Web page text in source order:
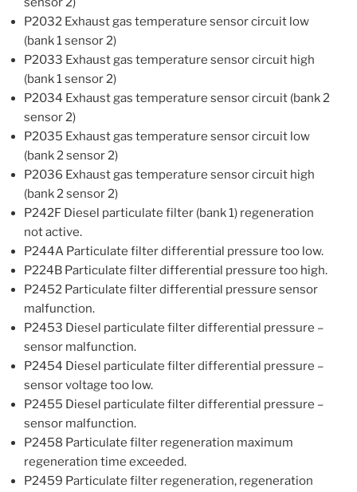
P2032 Exhaust gas temperature sensor circuit low
(bank 1 sensor 2)
P2033 Exhaust gas temperature sensor circuit high
(bank 1 sensor 2)
P2034 Exhaust gas temperature sensor circuit (bank 2
sensor 2)
P2035 Exhaust gas temperature sensor circuit low
(bank 2 sensor 2)
P2036 Exhaust gas temperature sensor circuit high
(bank 2 sensor 2)
P242F Diesel particulate filter (bank 1) regeneration
not active.
P244A Particulate filter differential pressure too low.
P224B Particulate filter differential pressure too high.
P2452 Particulate filter differential pressure sensor
malfunction.
P2453 Diesel particulate filter differential pressure –
sensor malfunction.
P2454 Diesel particulate filter differential pressure –
sensor voltage too low.
P2455 Diesel particulate filter differential pressure –
sensor malfunction.
P2458 Particulate filter regeneration maximum
regeneration time exceeded.
P2459 Particulate filter regeneration, regeneration